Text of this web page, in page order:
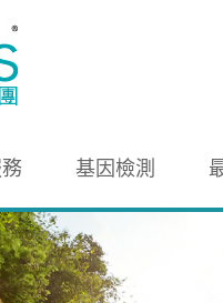
基因檢測